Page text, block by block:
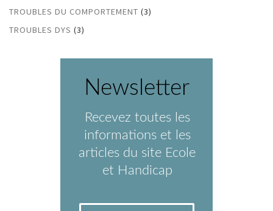
TROUBLES DU COMPORTEMENT (3)
TROUBLES DYS (3)
Newsletter
Recevez toutes les
informations et les
articles du site Ecole
et Handicap